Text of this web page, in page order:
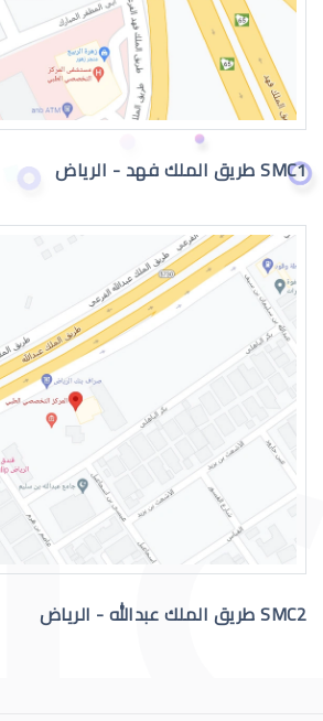
القرنية المخروطية 2019
القرنية المخروطية وراثة
القرنية المخروطية والصداع
SMC1 طريق الملك فهد - الرياض
SMC2 طريق الملك عبدالله - الرياض